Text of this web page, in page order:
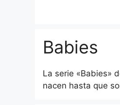
Babies
La serie «Babies»
nacen hasta que